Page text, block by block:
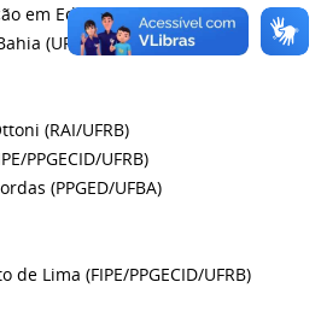
em Educação (PPGED), da
(UFBA).
(RAI/UFRB)
PPGECID/UFRB)
(PPGED/UFBA)
Lima (FIPE/PPGECID/UFRB)